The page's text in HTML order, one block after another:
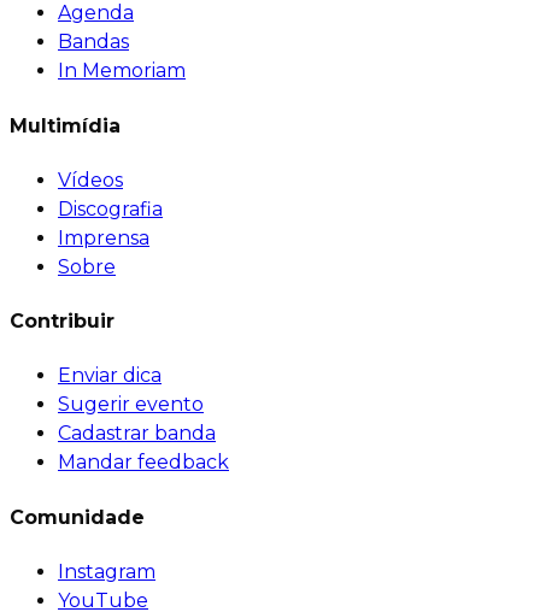
Agenda
Bandas
In Memoriam
Multimídia
Vídeos
Discografia
Imprensa
Sobre
Contribuir
Enviar dica
Sugerir evento
Cadastrar banda
Mandar feedback
Comunidade
Instagram
YouTube